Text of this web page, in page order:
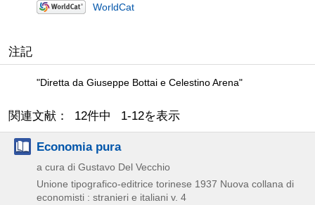
WorldCat
注記
"Diretta da Giuseppe Bottai e Celestino Arena"
関連文献： 12件中 1-12を表示
Economia pura
a cura di Gustavo Del Vecchio
Unione tipografico-editrice torinese 1937 Nuova collana di
economisti : stranieri e italiani v. 4